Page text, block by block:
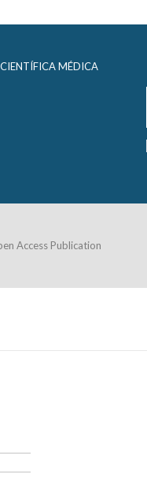
MÉDICA
Access Publication